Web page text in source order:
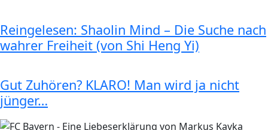
Reingelesen: Shaolin Mind – Die Suche nach
wahrer Freiheit (von Shi Heng Yi)
Gut Zuhören? KLARO! Man wird ja nicht
jünger…